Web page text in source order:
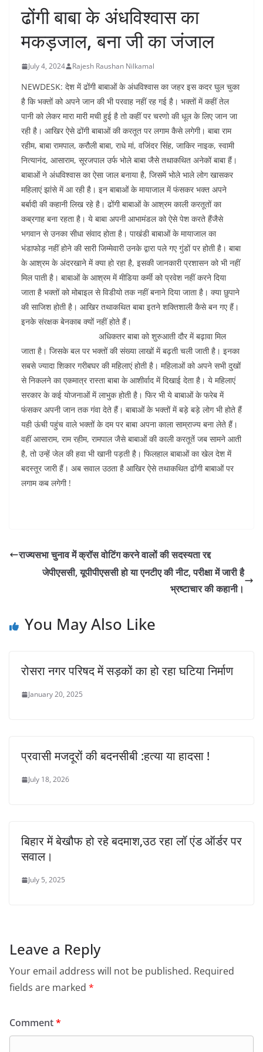
ढोंगी बाबा के अंधविश्वास का
मकड़जाल, बना जी का जंजाल
July 4, 2024 Rajesh Raushan Nilkamal
NEWDESK: देश में ढोंगी बाबाओं के अंधविश्वास का जहर इस कदर घुल चुका
है कि भक्तों को अपने जान की भी परवाह नहीं रह गई है। भक्तों में कहीं तेल
पानी को लेकर मारा मारी मची हुई है तो कहीं पर चरणो की धूल के लिए जान जा
रही है। आखिर ऐसे ढोंगी बाबाओं की करतूत पर लगाम कैसे लगेगी। बाबा राम
रहीम, बाबा रामपाल, करौली बाबा, राधे मां, वजिंदर सिंह, जाकिर नाइक, स्वामी
नित्यानंद, आसाराम, सूरजपाल उर्फ भोले बाबा जैसे तथाकथित अनेकों बाबा हैं।
बाबाओं ने अंधविश्वास का ऐसा जाल बनाया है, जिसमें भोले भाले लोग खासकर
महिलाएं झांसे में आ रही है। इन बाबाओं के मायाजाल में फंसकर भक्त अपने
बर्बादी की कहानी लिख रहे है। ढोंगी बाबाओं के आश्रम काली करतूतों का
कब्रगाह बना रहता है। ये बाबा अपनी आभामंडल को ऐसे पेश करते हैंजैसे
भगवान से उनका सीधा संवाद होता है। पाखंडी बाबाओं के मायाजाल का
भंडाफोड़ नहीं होने की सारी जिम्मेवारी उनके द्वारा पले गए गुंडों पर होती है। बाबा
के आश्रम के अंदरखाने में क्या हो रहा है, इसकी जानकारी प्रशासन को भी नहीं
मिल पाती है। बाबाओं के आश्रम में मीडिया कर्मी को प्रवेश नहीं करने दिया
जाता है भक्तों को मोबाइल से विडीयो तक नहीं बनाने दिया जाता है। क्या छुपाने
की साजिश होती है। आखिर तथाकथित बाबा इतने शक्तिशाली कैसे बन गए हैं।
इनके संरक्षक बेनकाब क्यों नहीं होते हैं।
अधिकतर बाबा को शुरुआती दौर में बढ़ावा मिल
जाता है। जिसके बल पर भक्तों की संख्या लाखों में बढ़ती चली जाती है। इनका
सबसे ज्यादा शिकार गरीबघर की महिलाएं होती है। महिलाओं को अपने सभी दुखों
से निकलने का एकमात्र रास्ता बाबा के आशीर्वाद में दिखाई देता है। ये महिलाएं
सरकार के कई योजनाओं में लाभुक होती है। फिर भी ये बाबाओं के फरेब में
फंसकर अपनी जान तक गंवा देते हैं। बाबाओं के भक्तों में बड़े बड़े लोग भी होते हैं
यही ऊंची पहुंच वाले भक्तों के दम पर बाबा अपना काला साम्राज्य बना लेते हैं।
वहीं आसाराम, राम रहीम, रामपाल जैसे बाबाओं की काली करतूतें जब सामने आती
है, तो उन्हें जेल की हवा भी खानी पड़ती है। फिलहाल बाबाओं का खेल देश में
बदस्तूर जारी हैं। अब सवाल उठता है आखिर ऐसे तथाकथित ढोंगी बाबाओं पर
लगाम कब लगेगी !
राज्यसभा चुनाव में क्रॉस वोटिंग करने वालों की सदस्यता रद्द
जेपीएससी, यूपीपीएससी हो या एनटीए की नीट, परीक्षा में जारी है
भ्रष्टाचार की कहानी।
You May Also Like
रोसरा नगर परिषद में सड़कों का हो रहा घटिया निर्माण
January 20, 2025
प्रवासी मजदूरों की बदनसीबी :हत्या या हादसा !
July 18, 2026
बिहार में बेखौफ हो रहे बदमाश,उठ रहा लॉ एंड ऑर्डर पर
सवाल।
July 5, 2025
Leave a Reply
Your email address will not be published. Required
fields are marked *
Comment*